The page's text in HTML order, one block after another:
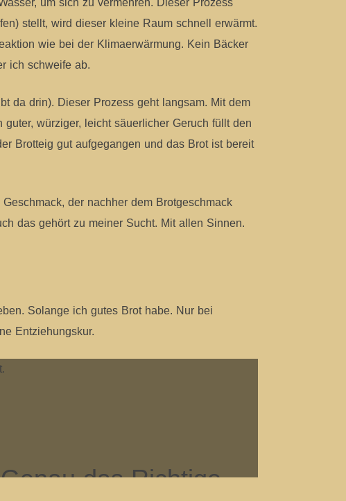
um sich zu vermehren. Dieser Prozess
stellt, wird dieser kleine Raum schnell erwärmt.
wie bei der Klimaerwärmung. Kein Bäcker
ich schweife ab.
da drin). Dieser Prozess geht langsam. Mit dem
würziger, leicht säuerlicher Geruch füllt den
Brotteig gut aufgegangen und das Brot ist bereit
der nachher dem Brotgeschmack
das gehört zu meiner Sucht. Mit allen Sinnen.
Solange ich gutes Brot habe. Nur bei
Entziehungskur.
das Richtige,